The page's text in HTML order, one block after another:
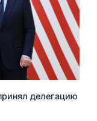
делегацию